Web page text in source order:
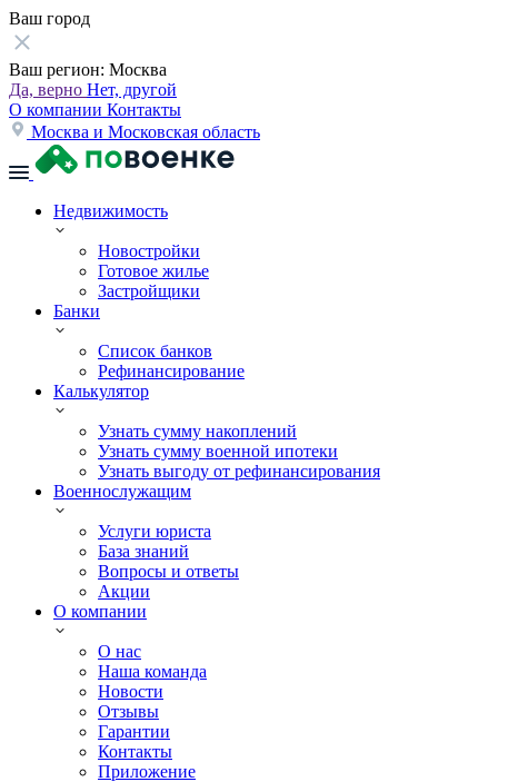
Ваш город
Ваш регион: Москва
Да, верно Нет, другой
О компании Контакты
Москва и Московская область
Недвижимость
Новостройки
Готовое жилье
Застройщики
Банки
Список банков
Рефинансирование
Калькулятор
Узнать сумму накоплений
Узнать сумму военной ипотеки
Узнать выгоду от рефинансирования
Военнослужащим
Услуги юриста
База знаний
Вопросы и ответы
Акции
О компании
О нас
Наша команда
Новости
Отзывы
Гарантии
Контакты
Приложение